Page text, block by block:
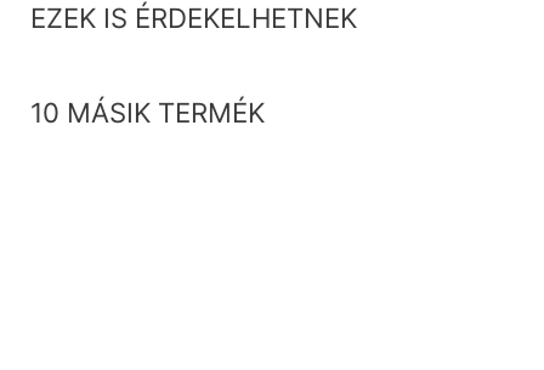
EZEK IS ÉRDEKELHETNEK
10 MÁSIK TERMÉK